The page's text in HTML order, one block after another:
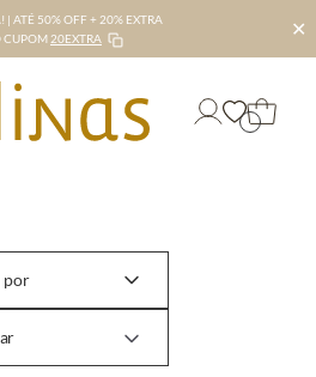
| ATÉ 50% OFF + 20% EXTRA
CUPOM 20EXTRA ✕
por